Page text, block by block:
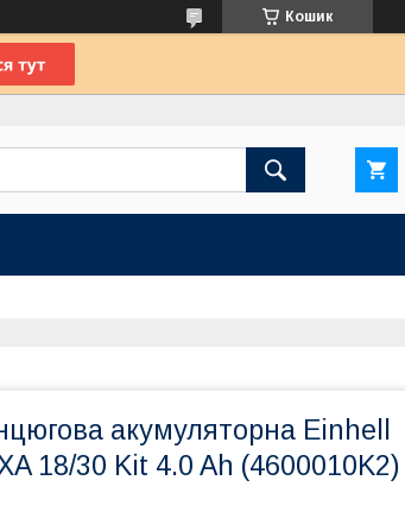
Кошик
акумуляторна Einhell
18/30 Kit 4.0 Ah (4600010K2)